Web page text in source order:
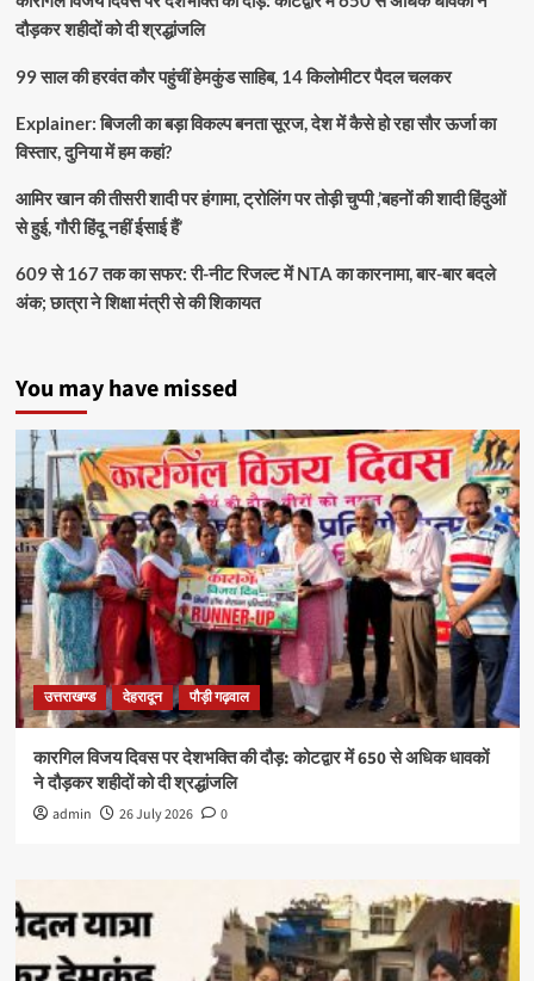
दौड़कर शहीदों को दी श्रद्धांजलि
99 साल की हरवंत कौर पहुंचीं हेमकुंड साहिब, 14 किलोमीटर पैदल चलकर
Explainer: बिजली का बड़ा विकल्प बनता सूरज, देश में कैसे हो रहा सौर ऊर्जा का
विस्तार, दुनिया में हम कहां?
आमिर खान की तीसरी शादी पर हंगामा, ट्रोलिंग पर तोड़ी चुप्पी ,’बहनों की शादी हिंदुओं
से हुई, गौरी हिंदू नहीं ईसाई हैं’
609 से 167 तक का सफर: री-नीट रिजल्ट में NTA का कारनामा, बार-बार बदले
अंक; छात्रा ने शिक्षा मंत्री से की शिकायत
You may have missed
उत्तराखण्ड देहरादून पौड़ी गढ़वाल
कारगिल विजय दिवस पर देशभक्ति की दौड़: कोटद्वार में 650 से अधिक धावकों
ने दौड़कर शहीदों को दी श्रद्धांजलि
admin 26 July 2026 0